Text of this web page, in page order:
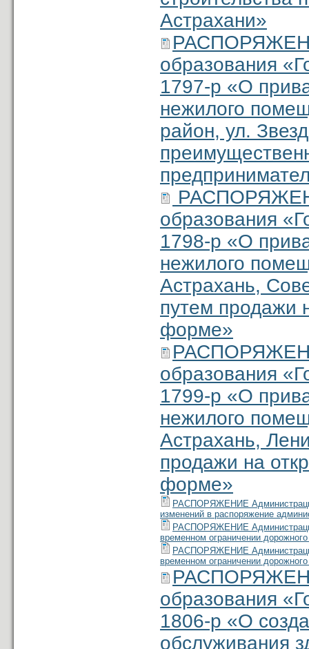
Астрахани»
образования
1797-р «О
нежилого
район, ул.
образования
1798-р «О
нежилого
Астрахань,
путем продажи
форме»
образования
1799-р «О
нежилого
Астрахань,
продажи на
форме»
РАСПОРЯЖЕНИЕ Администрации
изменений в распоряжение
РАСПОРЯЖЕНИЕ
временном ограничении
РАСПОРЯЖЕНИЕ
временном ограничении
образования
1806-р «О
обслуживания